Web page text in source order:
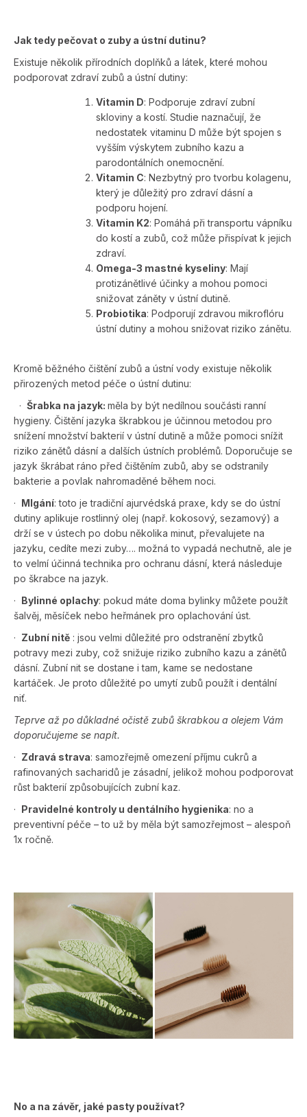
Jak tedy pečovat o zuby a ústní dutinu?
Existuje několik přírodních doplňků a látek, které mohou
podporovat zdraví zubů a ústní dutiny:
Vitamin D: Podporuje zdraví zubní
skloviny a kostí. Studie naznačují, že
nedostatek vitaminu D může být spojen s
vyšším výskytem zubního kazu a
parodontálních onemocnění.
Vitamin C: Nezbytný pro tvorbu kolagenu,
který je důležitý pro zdraví dásní a
podporu hojení.
Vitamin K2: Pomáhá při transportu vápníku
do kostí a zubů, což může přispívat k jejich
zdraví.
Omega-3 mastné kyseliny: Mají
protizánětlivé účinky a mohou pomoci
snižovat záněty v ústní dutině.
Probiotika: Podporují zdravou mikroflóru
ústní dutiny a mohou snižovat riziko zánětu.
Kromě běžného čištění zubů a ústní vody existuje několik
přirozených metod péče o ústní dutinu:
· Šrabka na jazyk: měla by být nedílnou součásti ranní
hygieny. Čištění jazyka škrabkou je účinnou metodou pro
snížení množství bakterií v ústní dutině a může pomoci snížit
riziko zánětů dásní a dalších ústních problémů. Doporučuje se
jazyk škrábat ráno před čištěním zubů, aby se odstranily
bakterie a povlak nahromaděné během noci.
· Mlgání: toto je tradiční ajurvédská praxe, kdy se do ústní
dutiny aplikuje rostlinný olej (např. kokosový, sezamový) a
drží se v ústech po dobu několika minut, převalujete na
jazyku, cedíte mezi zuby…. možná to vypadá nechutně, ale je
to velmí účinná technika pro ochranu dásní, která následuje
po škrabce na jazyk.
· Bylinné oplachy: pokud máte doma bylinky můžete použít
šalvěj, měsíček nebo heřmánek pro oplachování úst.
· Zubní nitě : jsou velmi důležité pro odstranění zbytků
potravy mezi zuby, což snižuje riziko zubního kazu a zánětů
dásní. Zubní nit se dostane i tam, kame se nedostane
kartáček. Je proto důležité po umytí zubů použít i dentální
niť.
Teprve až po důkladné očistě zubů škrabkou a olejem Vám
doporučujeme se napít.
· Zdravá strava: samozřejmě omezení příjmu cukrů a
rafinovaných sacharidů je zásadní, jelikož mohou podporovat
růst bakterií způsobujících zubní kaz.
· Pravidelné kontroly u dentálního hygienika: no a
preventivní péče – to už by měla být samozřejmost – alespoň
1x ročně.
No a na závěr, jaké pasty používat?